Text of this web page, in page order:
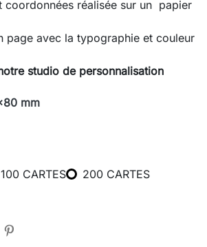
réalisée sur un papier
page avec la typographie et couleur
studio de personnalisation
mm
100 CARTES
200 CARTES